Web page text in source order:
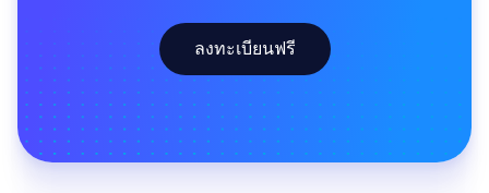
ลงทะเบียนฟรี